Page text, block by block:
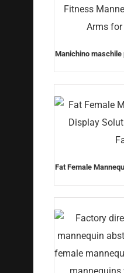
Manichino
Fat Female